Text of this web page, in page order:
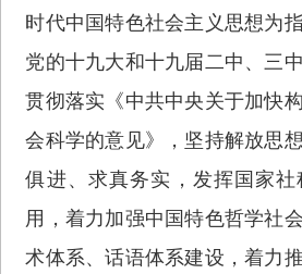
时代中国特色社会主义思想为
党的十九大和十九届二中、三
贯彻落实《中共中央关于加快
会科学的意见》，坚持解放思
俱进、求真务实，发挥国家
用，着力加强中国特色哲学社
术体系、话语体系建设，着力